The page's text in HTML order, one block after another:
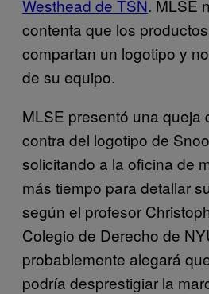
Westhead de TSN. MLSE
contenta que los
compartan un logotipo y
de su equipo.
MLSE presentó una queja
contra del logotipo de
solicitando a la oficina de
más tiempo para detallar
según el profesor
Colegio de Derecho de
probablemente alegará
podría desprestigiar la